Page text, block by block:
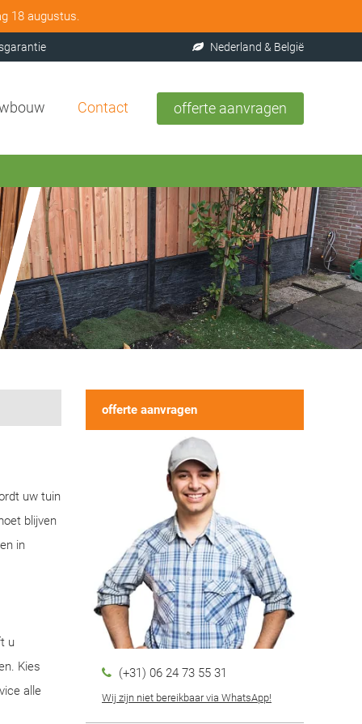
18 augustus.
Nederland & België
Contact offerte aanvragen
uw tuin
blijven
in
u
Kies
alle
offerte aanvragen
(+31) 06 24 73 55 31
Wij zijn niet bereikbaar via WhatsApp!